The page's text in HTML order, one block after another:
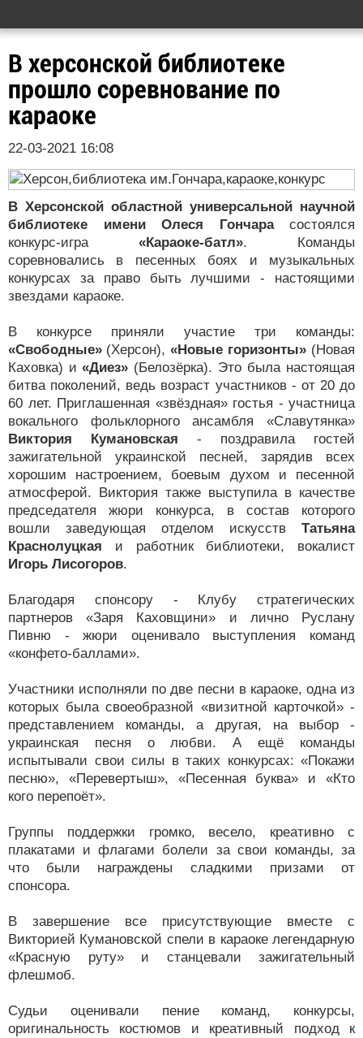
В херсонской библиотеке
прошло соревнование по
караоке
22-03-2021 16:08
В Херсонской областной универсальной научной
библиотеке имени Олеся Гончара состоялся
конкурс-игра «Караоке-батл». Команды
соревновались в песенных боях и музыкальных
конкурсах за право быть лучшими - настоящими
звездами караоке.
В конкурсе приняли участие три команды:
«Свободные» (Херсон), «Новые горизонты» (Новая
Каховка) и «Диез» (Белозёрка). Это была настоящая
битва поколений, ведь возраст участников - от 20 до
60 лет. Приглашенная «звёздная» гостья - участница
вокального фольклорного ансамбля «Славутянка»
Виктория Кумановская
зажигательной украинской песней, зарядив всех
хорошим настроением, боевым духом и песенной
атмосферой. Виктория также выступила в качестве
председателя жюри конкурса, в состав которого
вошли заведующая отделом искусств Татьяна
Краснолуцкая и работник библиотеки, вокалист
Игорь Лисогоров.
Благодаря спонсору - Клубу стратегических
партнеров «Заря Каховщини» и лично Руслану
Пивню - жюри оценивало выступления команд
«конфето-баллами».
Участники исполняли по две песни в караоке, одна из
которых была своеобразной «визитной карточкой» -
представлением команды, а другая, на выбор -
украинская песня о любви. А ещё команды
испытывали свои силы в таких конкурсах: «Покажи
песню», «Перевертыш», «Песенная буква» и «Кто
кого перепоёт».
Группы поддержки громко, весело, креативно с
плакатами и флагами болели за свои команды, за
что были награждены сладкими призами от
спонсора.
В завершение все присутствующие вместе с
Викторией Кумановской спели в караоке легендарную
«Красную руту» и станцевали зажигательный
флешмоб.
Судьи оценивали пение команд, конкурсы,
оригинальность костюмов и креативный подход к